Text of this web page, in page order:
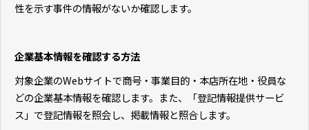
性を示す事件の情報がないか確認します。
企業基本情報を確認する方法
対象企業のWebサイトで商号・事業目的・本店所在地・役員な
どの企業基本情報を確認します。また、「登記情報提供サービ
ス」で登記情報を照会し、掲載情報と照合します。